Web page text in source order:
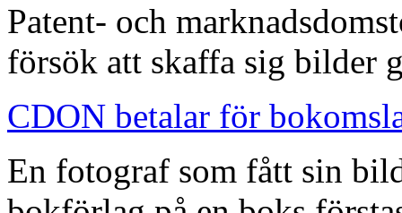
Patent- och
försök att skaffa sig bilder
CDON betalar för
En fotograf som fått sin